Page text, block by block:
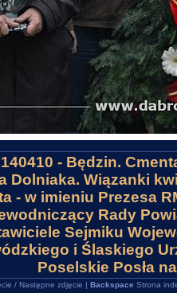
- Będzin.
Dolniaka. Wiązanki
- w imieniu Prezesa
Rady
Sejmiku
i Ślaskiego
Poselskie Posła
/ Następne zdjęcie | Backspace Strona